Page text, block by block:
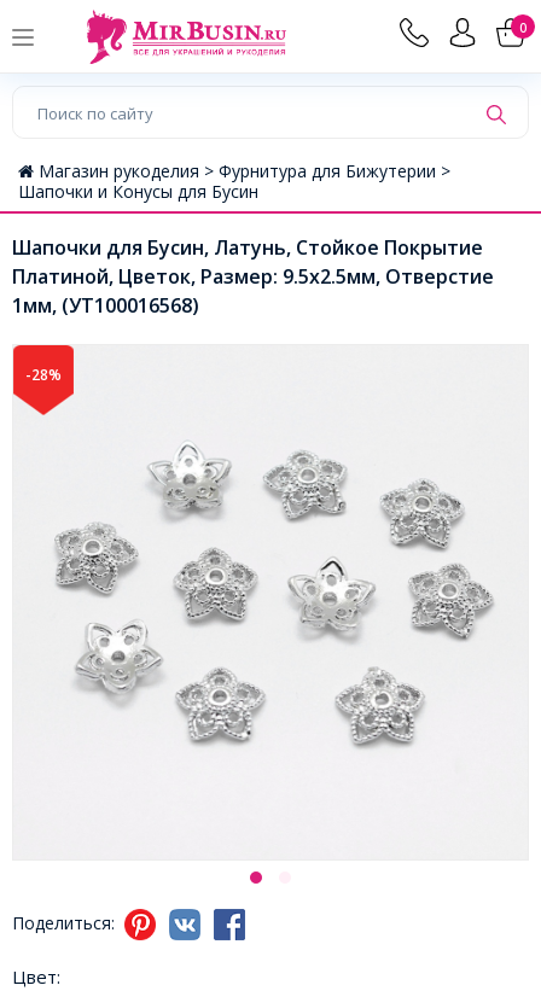
0
Магазин рукоделия > Фурнитура для Бижутерии >
Шапочки и Конусы для Бусин
Шапочки для Бусин, Латунь, Стойкое Покрытие
Платиной, Цветок, Размер: 9.5х2.5мм, Отверстие
1мм, (УТ100016568)
-28%
Поделиться:
Цвет: